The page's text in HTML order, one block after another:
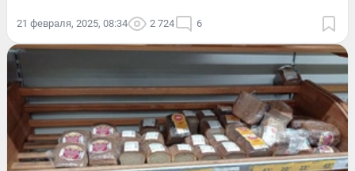
21 февраля, 2025, 08:34 2 724 6